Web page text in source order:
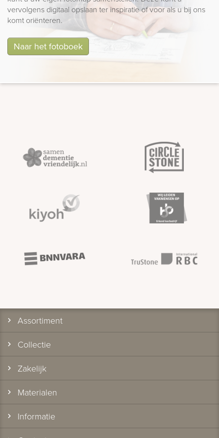
vervolgens digitaal opslaan ter inspiratie of voor als u bij ons
komt oriënteren.
Naar het fotoboek
Assortiment
Collectie
Zakelijk
Materialen
Informatie